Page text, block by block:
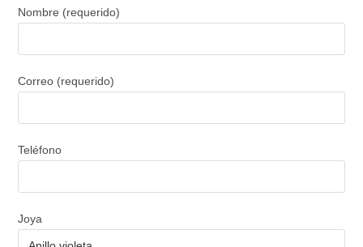
Nombre (requerido)
Correo (requerido)
Teléfono
Joya